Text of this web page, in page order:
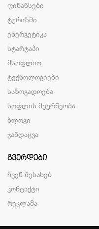
ფინანსები
ტურიზმი
ენერგეტიკა
სტარტაპი
მსოფლიო
ტექნოლოგიები
საზოგადოება
სოფლის მეურნეობა
ბლოგი
ჯანდაცვა
ᲒᲕᲔᲠᲓᲔᲑᲘ
ჩვენ შესახებ
კონტაქტი
რეკლამა